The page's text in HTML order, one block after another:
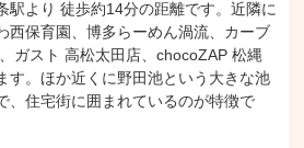
駅より 徒歩約14分の距離です。近隣に
西保育園、博多らーめん渦流、カーブ
ガスト 高松太田店、chocoZAP 松縄
す。ほか近くに野田池という大きな池
、住宅街に囲まれているのが特徴で